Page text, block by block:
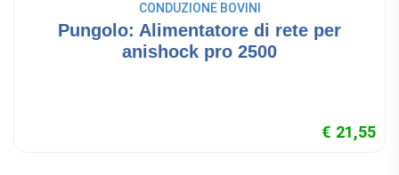
CONDUZIONE BOVINI
Pungolo: Alimentatore di rete per
anishock pro 2500
€ 21,55